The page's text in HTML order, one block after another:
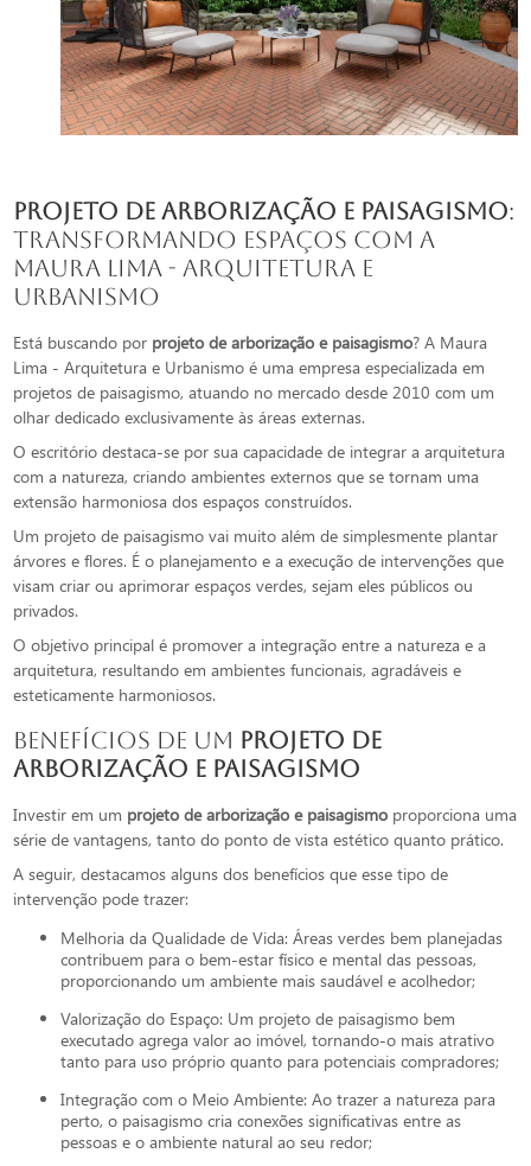
projeto de arborização e paisagismo:
Transformando Espaços com a
Maura Lima - Arquitetura e
Urbanismo
Está buscando por projeto de arborização e paisagismo? A Maura
Lima - Arquitetura e Urbanismo é uma empresa especializada em
projetos de paisagismo, atuando no mercado desde 2010 com um
olhar dedicado exclusivamente às áreas externas.
O escritório destaca-se por sua capacidade de integrar a arquitetura
com a natureza, criando ambientes externos que se tornam uma
extensão harmoniosa dos espaços construídos.
Um projeto de paisagismo vai muito além de simplesmente plantar
árvores e flores. É o planejamento e a execução de intervenções que
visam criar ou aprimorar espaços verdes, sejam eles públicos ou
privados.
O objetivo principal é promover a integração entre a natureza e a
arquitetura, resultando em ambientes funcionais, agradáveis e
esteticamente harmoniosos.
Benefícios de um projeto de
arborização e paisagismo
Investir em um projeto de arborização e paisagismo proporciona uma
série de vantagens, tanto do ponto de vista estético quanto prático.
A seguir, destacamos alguns dos benefícios que esse tipo de
intervenção pode trazer:
Melhoria da Qualidade de Vida: Áreas verdes bem planejadas
contribuem para o bem-estar físico e mental das pessoas,
proporcionando um ambiente mais saudável e acolhedor;
Valorização do Espaço: Um projeto de paisagismo bem
executado agrega valor ao imóvel, tornando-o mais atrativo
tanto para uso próprio quanto para potenciais compradores;
Integração com o Meio Ambiente: Ao trazer a natureza para
perto, o paisagismo cria conexões significativas entre as
pessoas e o ambiente natural ao seu redor;